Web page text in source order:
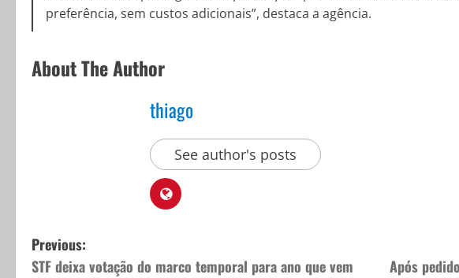
preferência, sem custos adicionais”, destaca a agência.
About The Author
thiago
See author's posts
P
Previous:
STF deixa votação do marco temporal para ano que vem
Após